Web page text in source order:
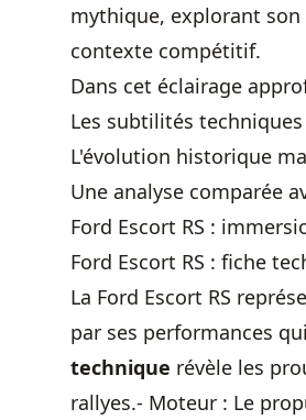
mythique, explorant son
contexte compétitif.
Dans cet éclairage
Les subtilités
L'évolution historique
Une analyse comparée
Ford Escort RS :
Ford Escort RS : fiche
La Ford Escort RS
par ses performances
technique révèle les
rallyes.- Moteur : Le